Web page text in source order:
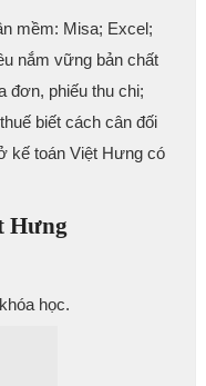
mềm: Misa; Excel;
nắm vững bản chất
đơn, phiếu thu chi;
biết cách cân đối
kế toán Việt Hưng có
Hưng
học.